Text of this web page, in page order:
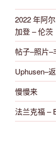
2022 年阿
加登 – 伦茨
帖子–照片–
Uphusen–
慢慢来
法兰克福 –